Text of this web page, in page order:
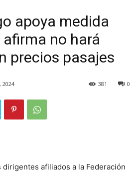
apoya medida
no hará
precios pasajes
2024 0
381
dirigentes afiliados a la Federación